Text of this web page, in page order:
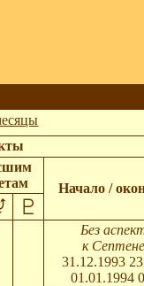
Начало /
Без
к
31.12.1993
01.01.1994